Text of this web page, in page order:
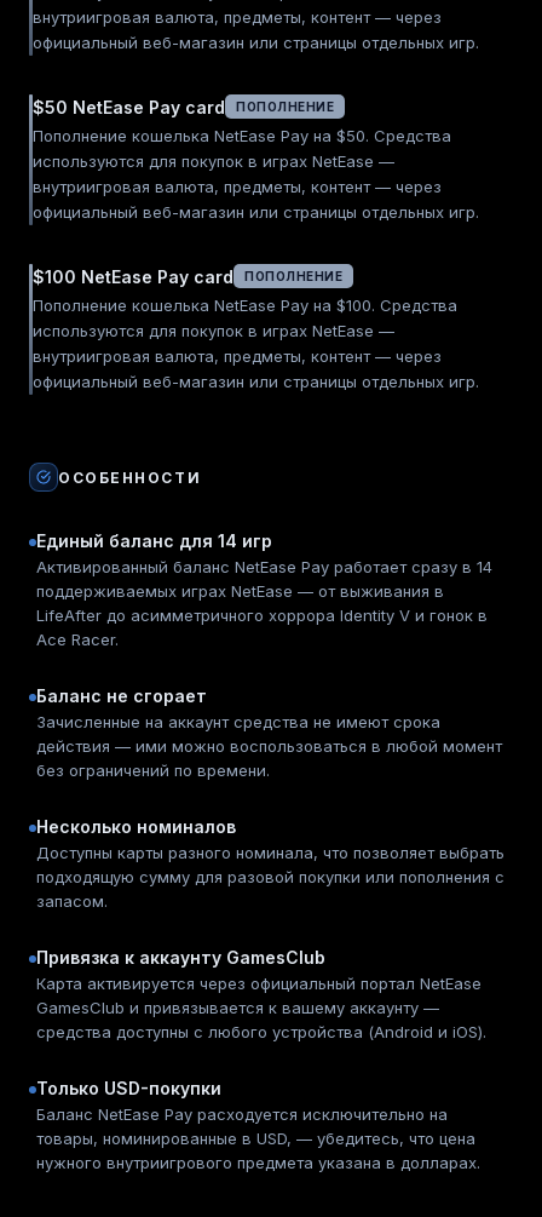
внутриигровая валюта, предметы, контент — через
официальный веб-магазин или страницы отдельных игр.
$50 NetEase Pay card ПОПОЛНЕНИЕ
Пополнение кошелька NetEase Pay на $50. Средства
используются для покупок в играх NetEase —
внутриигровая валюта, предметы, контент — через
официальный веб-магазин или страницы отдельных игр.
$100 NetEase Pay card ПОПОЛНЕНИЕ
Пополнение кошелька NetEase Pay на $100. Средства
используются для покупок в играх NetEase —
внутриигровая валюта, предметы, контент — через
официальный веб-магазин или страницы отдельных игр.
ОСОБЕННОСТИ
Единый баланс для 14 игр
Активированный баланс NetEase Pay работает сразу в 14
поддерживаемых играх NetEase — от выживания в
LifeAfter до асимметричного хоррора Identity V и гонок в
Ace Racer.
Баланс не сгорает
Зачисленные на аккаунт средства не имеют срока
действия — ими можно воспользоваться в любой момент
без ограничений по времени.
Несколько номиналов
Доступны карты разного номинала, что позволяет выбрать
подходящую сумму для разовой покупки или пополнения с
запасом.
Привязка к аккаунту GamesClub
Карта активируется через официальный портал NetEase
GamesClub и привязывается к вашему аккаунту —
средства доступны с любого устройства (Android и iOS).
Только USD-покупки
Баланс NetEase Pay расходуется исключительно на
товары, номинированные в USD, — убедитесь, что цена
нужного внутриигрового предмета указана в долларах.